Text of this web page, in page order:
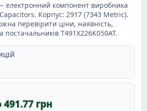
електронний компонент виробника
Capacitors. Корпус: 2917 (7343 Metric).
перевірити ціни, наявність,
постачальників T491X226K050AT.
491.77 грн